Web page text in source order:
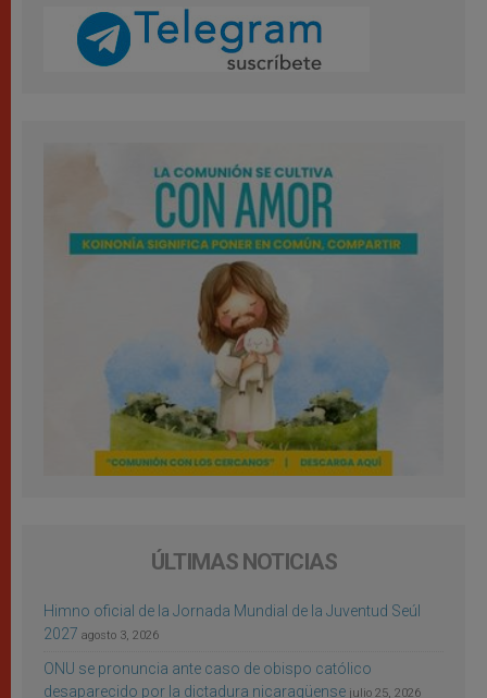
ÚLTIMAS NOTICIAS
Himno oficial de la Jornada Mundial de la Juventud Seúl
2027 agosto 3, 2026
ONU se pronuncia ante caso de obispo católico
desaparecido por la dictadura nicaragüense julio 25, 2026